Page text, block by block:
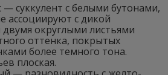
— суккулент с белыми бутонами,
ассоциируют с дикой
округлыми листьями
оттенка, покрытых
более темного тона.
плоская.